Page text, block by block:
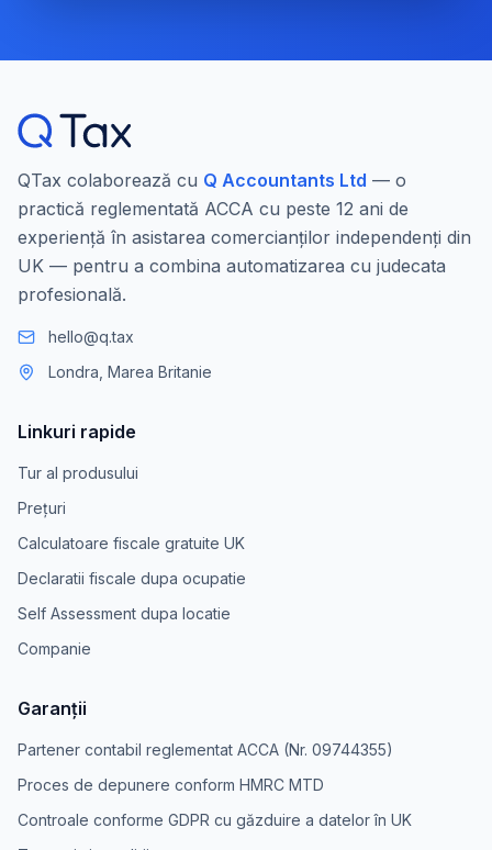
QTax colaborează cu Q Accountants Ltd — o
practică reglementată ACCA cu peste 12 ani de
experiență în asistarea comercianților independenți din
UK — pentru a combina automatizarea cu judecata
profesională.
hello@q.tax
Londra, Marea Britanie
Linkuri rapide
Tur al produsului
Prețuri
Calculatoare fiscale gratuite UK
Declaratii fiscale dupa ocupatie
Self Assessment dupa locatie
Companie
Garanții
Partener contabil reglementat ACCA (Nr. 09744355)
Proces de depunere conform HMRC MTD
Controale conforme GDPR cu găzduire a datelor în UK